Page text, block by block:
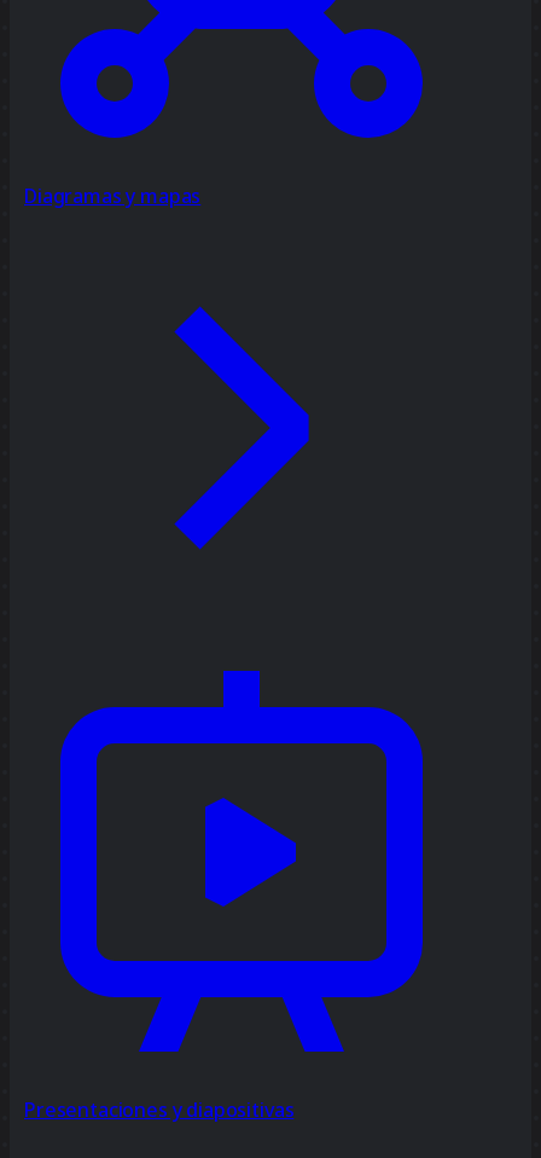
Diagramas y mapas
Presentaciones y diapositivas